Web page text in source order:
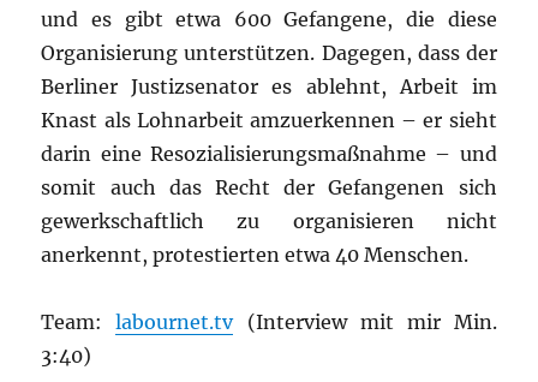
und es gibt etwa 600 Gefangene, die diese
Organisierung unterstützen. Dagegen, dass der
Berliner Justizsenator es ablehnt, Arbeit im
Knast als Lohnarbeit amzuerkennen – er sieht
darin eine Resozialisierungsmaßnahme – und
somit auch das Recht der Gefangenen sich
gewerkschaftlich zu organisieren nicht
anerkennt, protestierten etwa 40 Menschen.
Team:labournet.tv(Interview mit mir Min.
3:40)